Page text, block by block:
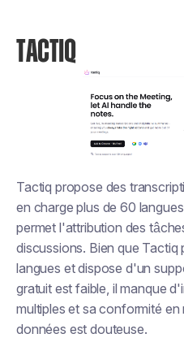
TACTIQ
Tactiq propose des
en charge plus de 60
permet l'attribution des
discussions. Bien que Tactiq
langues et dispose d'un
gratuit est faible, il manque
multiples et sa conformité en
données est douteuse.